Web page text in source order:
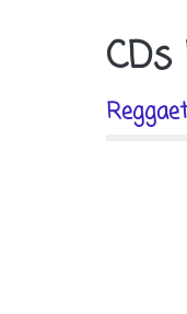
CDs